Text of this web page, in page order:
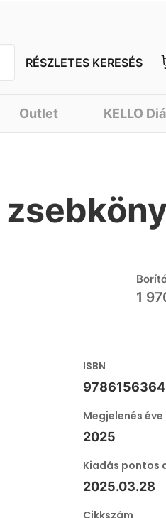
RÉSZLETES KERESÉS
Outlet KELLO
1
ISBN
Megjelenés éve
2025
Kiadás pontos
2025.03.28
Cikkszám